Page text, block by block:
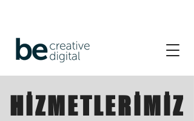
HİZMETLERİMİZ